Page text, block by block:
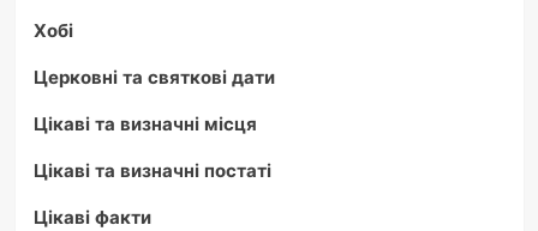
Хобі
Церковні та святкові дати
Цікаві та визначні місця
Цікаві та визначні постаті
Цікаві факти